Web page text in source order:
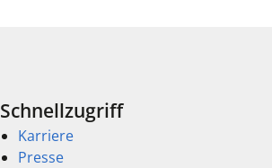
Schnellzugriff
Karriere
Presse